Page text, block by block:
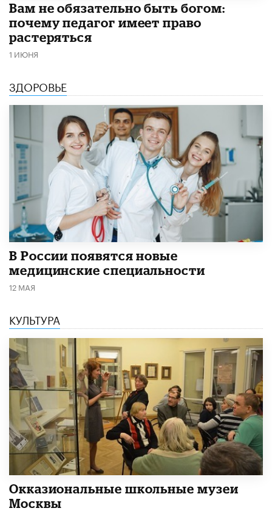
​Вам не обязательно быть богом:
почему педагог имеет право
растеряться
1 ИЮНЯ
ЗДОРОВЬЕ
В России появятся новые
медицинские специальности
12 МАЯ
КУЛЬТУРА
​Окказиональные школьные музеи
Москвы